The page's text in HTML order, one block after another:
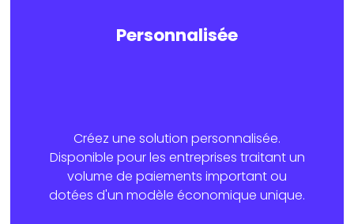
Personnalisée
Créez une solution personnalisée.
Disponible pour les entreprises traitant un
volume de paiements important ou
dotées d'un modèle économique unique.